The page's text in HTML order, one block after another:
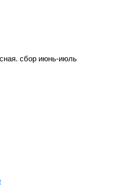
сбор июнь-июль